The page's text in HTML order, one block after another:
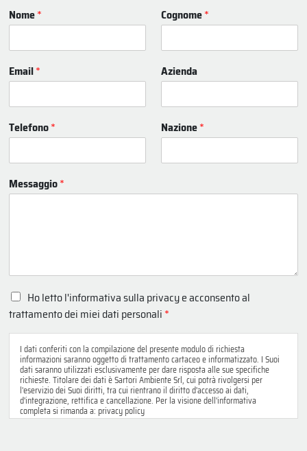
Nome* Cognome*
Email* Azienda
Telefono* Nazione*
Messaggio*
P
r
i
v
l
Ho letto l'informativa sulla privacy e acconsento al
trattamento dei miei dati personali *
I dati conferiti con la compilazione del presente modulo di richiesta
informazioni saranno oggetto di trattamento cartaceo e informatizzato. I Suoi
dati saranno utilizzati esclusivamente per dare risposta alle sue specifiche
richieste. Titolare dei dati è Sartori Ambiente Srl, cui potrà rivolgersi per
l'eservizio dei Suoi diritti, tra cui rientrano il diritto d'accesso ai dati,
d'integrazione, rettifica e cancellazione. Per la visione dell'informativa
completa si rimanda a: privacy policy